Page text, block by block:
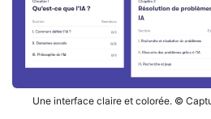
Une interface claire et colorée. ©